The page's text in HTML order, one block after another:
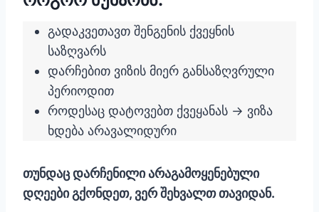
გადაკვეთავთ შენგენის ქვეყნის
საზღვარს
დარჩებით ვიზის მიერ განსაზღვრული
პერიოდით
როდესაც დატოვებთ ქვეყანას → ვიზა
ხდება არავალიდური
თუნდაც დარჩენილი არაგამოყენებული
დღეები გქონდეთ, ვერ შეხვალთ თავიდან.